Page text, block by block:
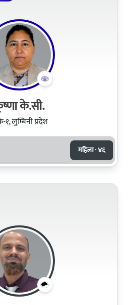
के.सी.
१, लुम्बिनी प्रदेश
महिला · ४६